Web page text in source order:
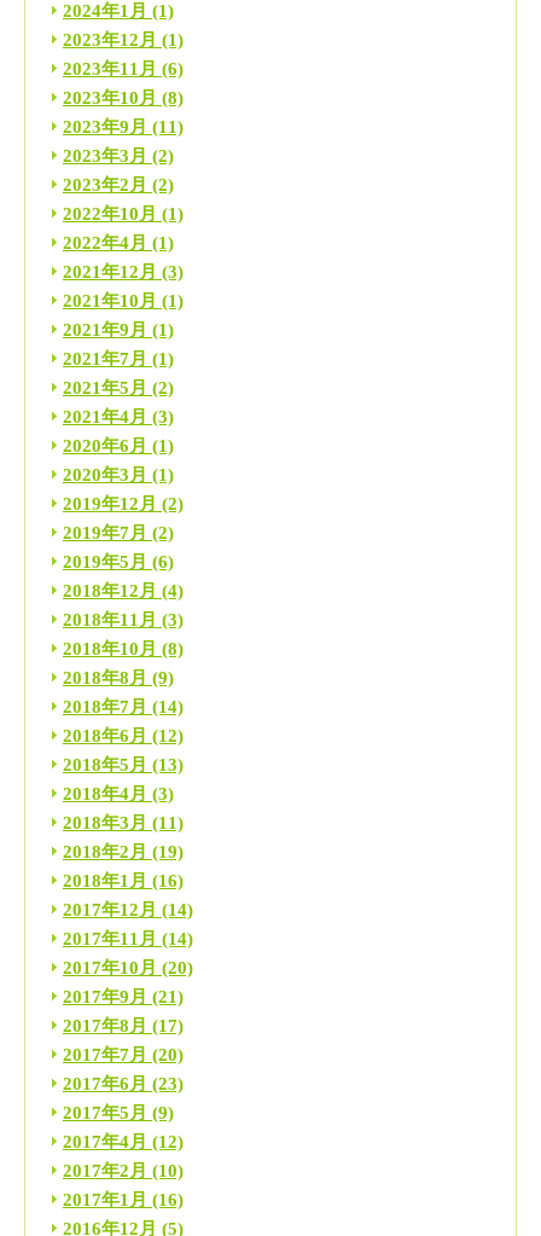
2024年1月 (1)
2023年12月 (1)
2023年11月 (6)
2023年10月 (8)
2023年9月 (11)
2023年3月 (2)
2023年2月 (2)
2022年10月 (1)
2022年4月 (1)
2021年12月 (3)
2021年10月 (1)
2021年9月 (1)
2021年7月 (1)
2021年5月 (2)
2021年4月 (3)
2020年6月 (1)
2020年3月 (1)
2019年12月 (2)
2019年7月 (2)
2019年5月 (6)
2018年12月 (4)
2018年11月 (3)
2018年10月 (8)
2018年8月 (9)
2018年7月 (14)
2018年6月 (12)
2018年5月 (13)
2018年4月 (3)
2018年3月 (11)
2018年2月 (19)
2018年1月 (16)
2017年12月 (14)
2017年11月 (14)
2017年10月 (20)
2017年9月 (21)
2017年8月 (17)
2017年7月 (20)
2017年6月 (23)
2017年5月 (9)
2017年4月 (12)
2017年2月 (10)
2017年1月 (16)
2016年12月 (5)